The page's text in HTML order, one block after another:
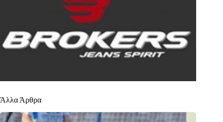
Άλλα Άρθρα